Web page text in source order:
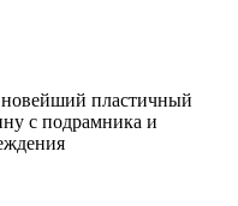
новейший пластичный
с подрамника и